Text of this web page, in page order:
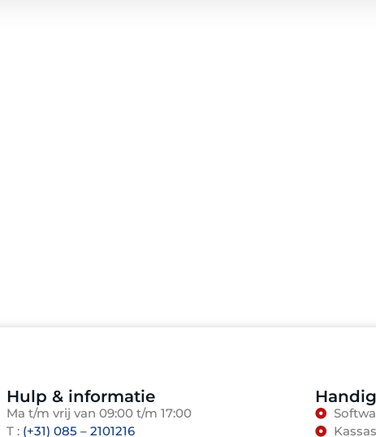
Hulp & informatie
Ma t/m vrij van 09:00 t/m 17:00
T : (+31) 085 – 2101216